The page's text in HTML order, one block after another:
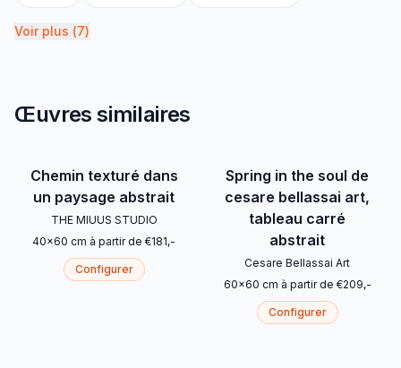
Voir plus (7)
Œuvres similaires
Chemin texturé dans
un paysage abstrait
THE MIUUS STUDIO
40x60 cm à partir de €181,-
Configurer
Spring in the soul de
cesare bellassai art,
tableau carré
abstrait
Cesare Bellassai Art
60x60 cm à partir de €209,-
Configurer